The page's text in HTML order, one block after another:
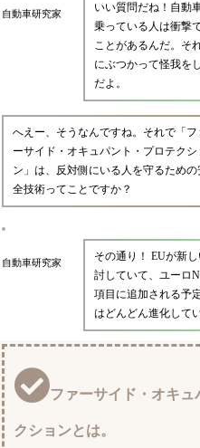
自動車研究家
いい質問だね！自動
乗っている人は衝撃
ことがあるんだ。そ
にぶつかって怪我を
だよ。
へえー、そうなんですね。それで「フ
ーサイド・オキュパント・プロテクシ
ン」は、反対側にいる人を守るための
全技術ってことですか？
自動車研究家
その通り！ EUが新
討していて、ユーロ
項目に追加される予
はどんどん進化して
ファーサイド・オキュ
クションとは。